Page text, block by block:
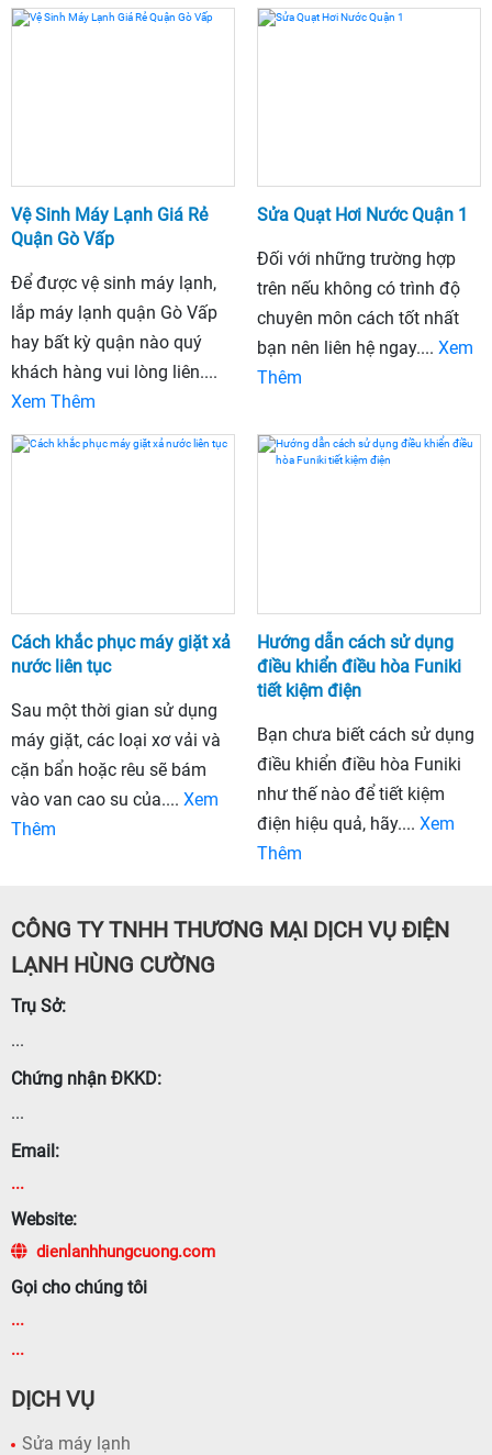
Vệ Sinh Máy Lạnh Giá Rẻ
Quận Gò Vấp
Để được vệ sinh máy lạnh,
lắp máy lạnh quận Gò Vấp
hay bất kỳ quận nào quý
khách hàng vui lòng liên....
Xem Thêm
Sửa Quạt Hơi Nước Quận 1
Đối với những trường hợp
trên nếu không có trình độ
chuyên môn cách tốt nhất
bạn nên liên hệ ngay.... Xem
Thêm
Cách khắc phục máy giặt xả
nước liên tục
Sau một thời gian sử dụng
máy giặt, các loại xơ vải và
cặn bẩn hoặc rêu sẽ bám
vào van cao su của.... Xem
Thêm
Hướng dẫn cách sử dụng
điều khiển điều hòa Funiki
tiết kiệm điện
Bạn chưa biết cách sử dụng
điều khiển điều hòa Funiki
như thế nào để tiết kiệm
điện hiệu quả, hãy.... Xem
Thêm
CÔNG TY TNHH THƯƠNG MẠI DỊCH VỤ ĐIỆN
LẠNH HÙNG CƯỜNG
Trụ Sở:
...
Chứng nhận ĐKKD:
...
Email:
...
Website:
dienlanhhungcuong.com
Gọi cho chúng tôi
...
...
DỊCH VỤ
Sửa máy lạnh